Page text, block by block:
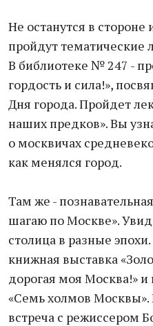
Не останутся в
пройдут тематические
В библиотеке № 247 -
гордость и сила!»,
Дня города. Пройдет
наших предков». Вы
о москвичах
как менялся город.
Там же -
шагаю по Москве».
столица в разные
книжная выставка
дорогая моя Москва!» и
«Семь холмов
встреча с режиссером